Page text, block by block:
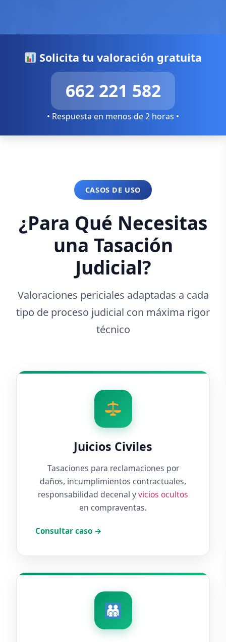
Solicita tu valoración gratuita
662 221 582
• Respuesta en menos de 2 horas •
CASOS DE USO
¿Para Qué Necesitas
una Tasación
Judicial?
Valoraciones periciales adaptadas a cada
tipo de proceso judicial con máxima rigor
técnico
Juicios Civiles
Tasaciones para reclamaciones por
daños, incumplimientos contractuales,
responsabilidad decenal yvicios ocultos
en compraventas.
Consultar caso →